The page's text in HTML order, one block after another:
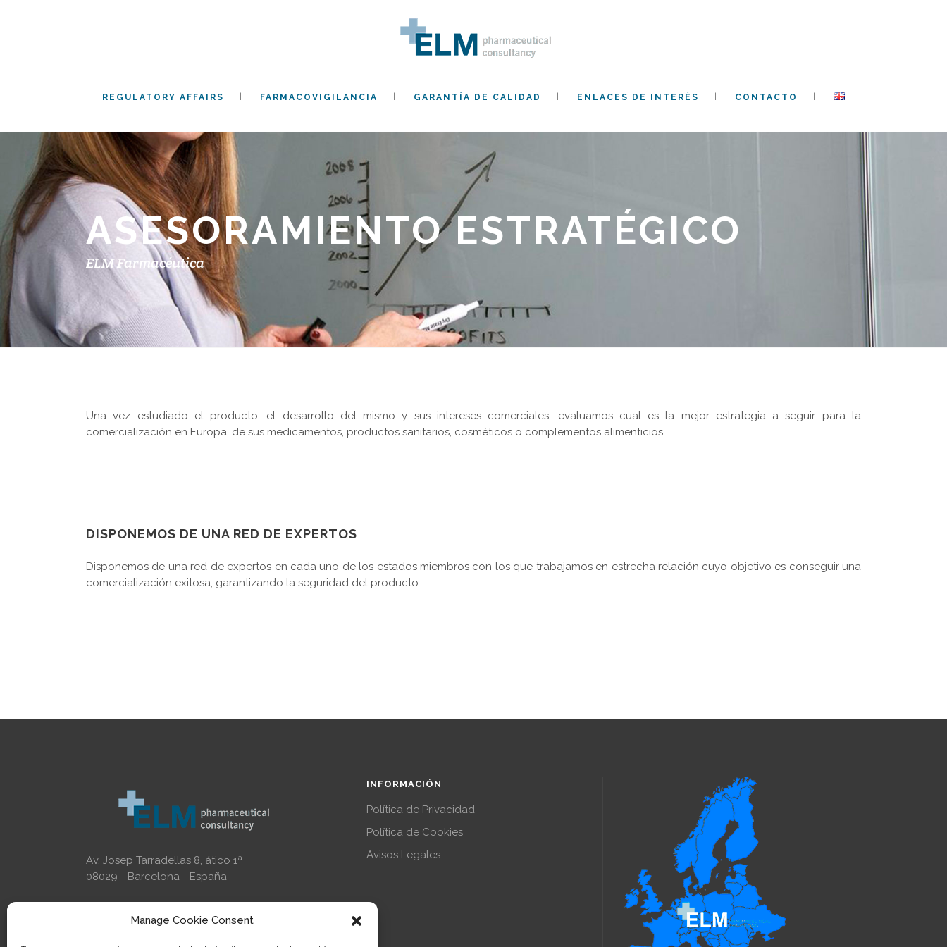
Manage Cookie Consent
REGULATORY AFFAIRS FARMACOVIGILANCIA GARANTÍA DE CALIDAD ENLACES DE INTERÉS CONTACTO
ASESORAMIENTO ESTRATÉGICO
ELM Farmacéutica
Una vez estudiado el producto, el desarrollo del mismo y sus intereses comerciales, evaluamos cual es la mejor estrategia a seguir para la
comercialización en Europa, de sus medicamentos, productos sanitarios, cosméticos o complementos alimenticios.
DISPONEMOS DE UNA RED DE EXPERTOS
Disponemos de una red de expertos en cada uno de los estados miembros con los que trabajamos en estrecha relación cuyo objetivo es conseguir una
comercialización exitosa, garantizando la seguridad del producto.
Av. Josep Tarradellas 8, ático 1ª
08029 - Barcelona - España
INFORMACIÓN
Política de Privacidad
Política de Cookies
Avisos Legales